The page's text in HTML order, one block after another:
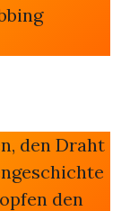
den Draht
den